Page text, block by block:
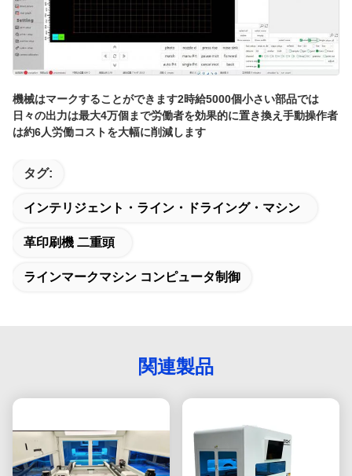
機械はマークすることができます2時給5000個小さい部品では
日々の出力は最大4万個まで労働者を効果的に置き換え 手動操作者
は約6人労働コストを大幅に削減します
タグ:
インテリジェント・ライン・ドライング・マシン
革印刷機 二重頭
ラインマークマシン コンピュータ制御
関連製品